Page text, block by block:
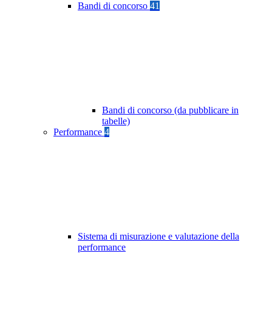
Bandi di concorso 41
Bandi di concorso (da pubblicare in
tabelle)
Performance 4
Sistema di misurazione e valutazione della
performance